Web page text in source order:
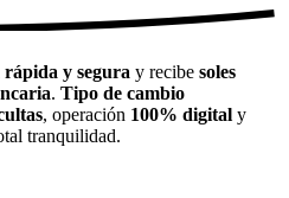
y segura y recibe soles
. Tipo de cambio
, operación 100% digital y
tranquilidad.